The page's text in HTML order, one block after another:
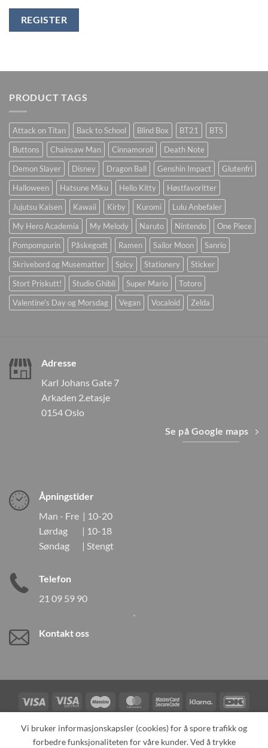
REGISTER
PRODUCT TAGS
Attack on Titan Back to School Blind Box BT21
BTS
Buttons
Chainsaw Man Cinnamoroll
Death Note
Demon Slayer
Disney Dragon Ball Genshin Impact
Glutenfri
Halloween
Hatsune Miku Hello Kitty
Høstfavoritter
Jujutsu Kaisen
Kawaii Kirby Kuromi
Lulu Anbefaler
My Hero Academia
My Melody Naruto Nintendo
One Piece
Pompompurin
Påskegodt Ramen Sailor Moon
Sanrio
Skrivebord og Musematter
Spicy Stationery
Sticker
Stort Priskutt!
Studio Ghibli Super Mario
Totoro
Valentine's Day og Morsdag
Vegan Vocaloid Zelda
Adresse
Karl Johans Gate 7
Arkaden 2.etasje
0154 Oslo
Se på Google maps
Åpningstider
Man - Fre | 10-20
Lørdag | 10-18
Søndag | Stengt
Telefon
21 09 59 90
Kontakt oss
Visa
Visa
Electron
Maestro MasterCardMasterCard
2
Klarna
Card
TILBAKEKALLINGER KONTAKT OSS OM OSS
Vi bruker informasjonskapsler (cookies) for å spore trafikk og
forbedre funksjonaliteten for våre kunder. Ved å trykke